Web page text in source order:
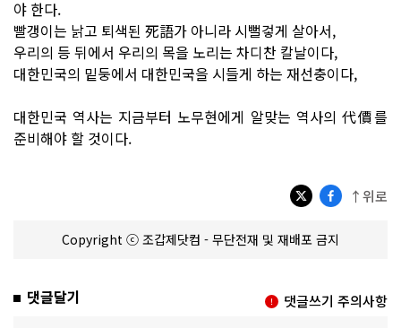
야 한다.
빨갱이는 낡고 퇴색된 死語가 아니라 시뻘겋게 살아서,
우리의 등 뒤에서 우리의 목을 노리는 차디찬 칼날이다,
대한민국의 밑둥에서 대한민국을 시들게 하는 재선충이다,
대한민국 역사는 지금부터 노무현에게 알맞는 역사의 代價를
준비해야 할 것이다.
↑위로
Copyright ⓒ 조갑제닷컴 - 무단전재 및 재배포 금지
댓글달기 댓글쓰기 주의사항